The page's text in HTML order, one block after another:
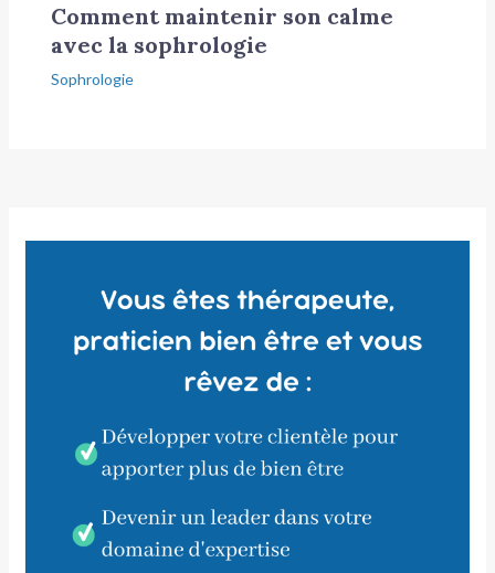
Comment maintenir son calme
avec la sophrologie
Sophrologie